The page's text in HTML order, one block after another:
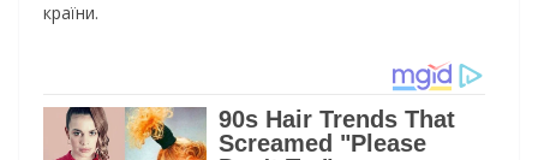
країни.